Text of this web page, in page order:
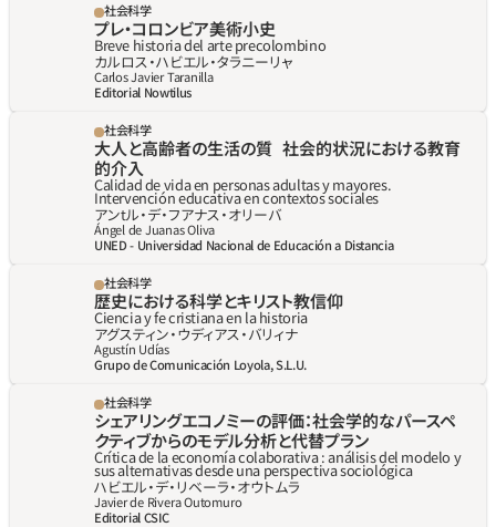
社会科学
プレ‧コロンビア美術小史
Breve historia del arte precolombino
カルロス‧ハビエル‧タラニーリャ
Carlos Javier Taranilla
Editorial Nowtilus
社会科学
大人と高齢者の生活の質   社会的状況における教育
的介入
Calidad de vida en personas adultas y mayores.
Intervención educativa en contextos sociales
アンtル‧デ‧フアナス‧オリーバ
Ángel de Juanas Oliva
UNED - Universidad Nacional de Educación a Distancia
社会科学
歴史における科学とキリスト教信仰
Ciencia y fe cristiana en la historia
アグスティン‧ウディアス‧バリィナ
Agustín Udías
Grupo de Comunicación Loyola, S.L.U.
社会科学
シェアリングエコノミーの評価：社会学的なパースペ
クティブからのモデル分析と代替プラン
Crítica de la economía colaborativa : análisis del modelo y
sus alternativas desde una perspectiva sociológica
ハビエル‧デ‧リベーラ‧オウトムラ
Javier de Rivera Outomuro
Editorial CSIC